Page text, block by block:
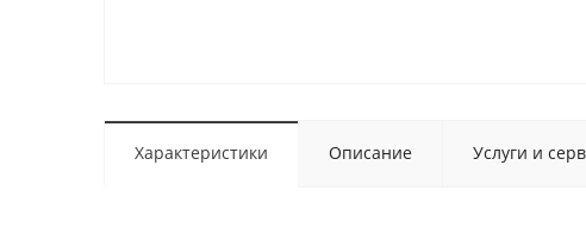
Характеристики Описание Услуги и